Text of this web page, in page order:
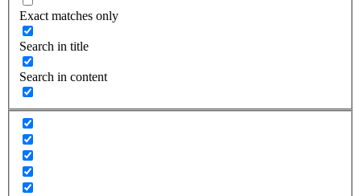
Exact matches only
Search in title
Search in content